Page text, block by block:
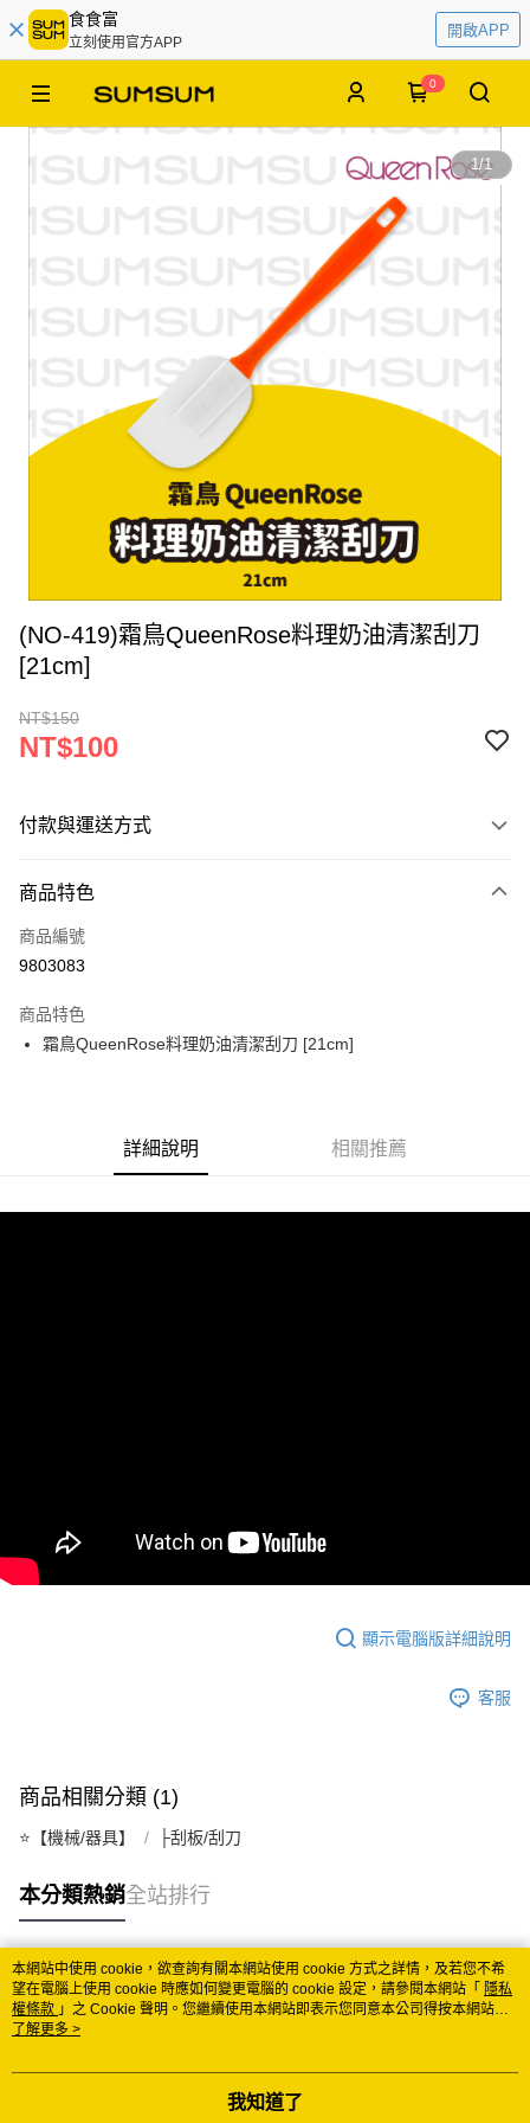
食食富
立刻使用官方APP
開啟APP
0
1/1
(NO-419)霜鳥QueenRose料理奶油清潔刮刀
[21cm]
NT$150
NT$100
付款與運送方式
信用卡一次付款
超商取貨付款
Apple Pay
ATM付款
付款後7-11取貨
每筆NT$60
免運費
商品特色
商品編號
9803083
商品特色
霜鳥QueenRose料理奶油清潔刮刀 [21cm]
詳細說明 相關推薦
顯示電腦版詳細說明
客服
商品相關分類 (1)
⭐️【機械/器具】 ├刮板/刮刀
本分類熱銷全站排行
熱門標籤
本網站中使用 cookie，欲查詢有關本網站使用 cookie 方式之詳情，及若您不希
望在電腦上使用 cookie 時應如何變更電腦的 cookie 設定，請參閱本網站「 隱私
權條款 」之 Cookie 聲明。您繼續使用本網站即表示您同意本公司得按本網站使
用條款之 Cookie 聲明使用 cookie。
了解更多 >
我知道了